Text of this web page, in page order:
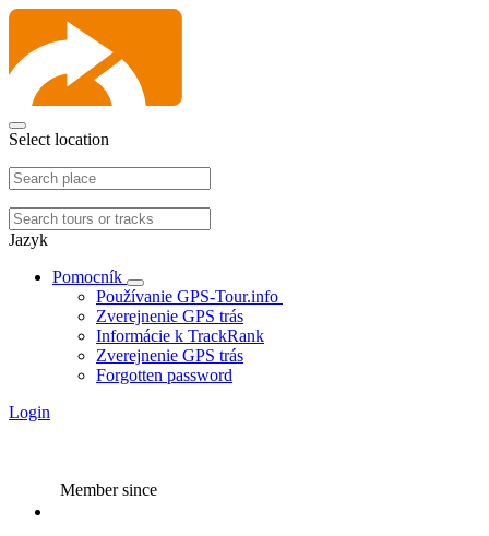
Select location
Jazyk
Pomocník
Používanie GPS-Tour.info
Zverejnenie GPS trás
Informácie k TrackRank
Zverejnenie GPS trás
Forgotten password
Login
Member since